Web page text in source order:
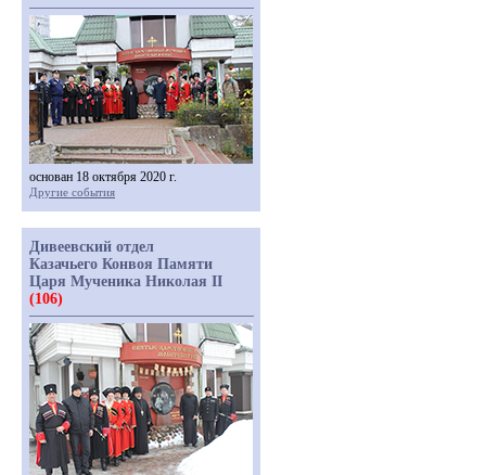
основан 18 октября 2020 г.
Другие события
Дивеевский отдел
Казачьего Конвоя Памяти
Царя Мученика Николая II
(106)